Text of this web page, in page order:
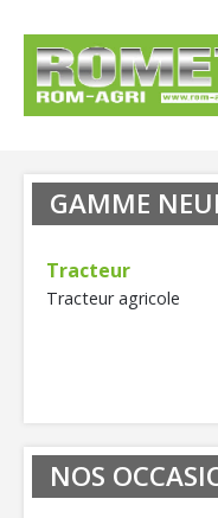
GAMME
tracteur
tracteur agricole
NOS